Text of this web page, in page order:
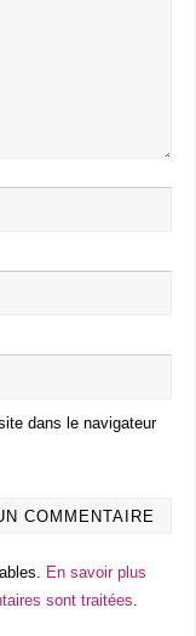
dans le navigateur
En savoir plus
sont traitées.